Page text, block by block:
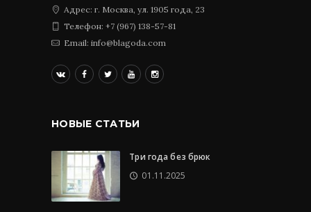
Адрес: г. Москва, ул. 1905 года, 23
Телефон: +7 (967) 138-57-81
Email: info@blagoda.com
НОВЫЕ СТАТЬИ
Три года без брюк
01.11.2025